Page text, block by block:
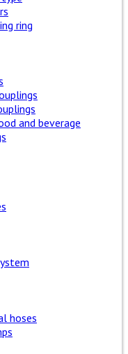
ring
and beverage
hoses